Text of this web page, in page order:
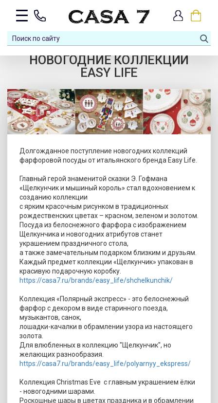
НОВОГОДНИЕ КОЛЛЕКЦИИ
EASY LIFE
Долгожданное поступление новогодних коллекций
фарфоровой посуды от итальянского бренда Easy Life.
Главный герой знаменитой сказки Э. Гофмана
«Щелкунчик и мышиный король» стал вдохновением к
созданию коллекции
с ярким красочным рисунком в традиционных
рождественских цветах – красном, зеленом и золотом.
Посуда из белоснежного фарфора с изображением
Щелкунчика и новогодних атрибутов станет
украшением праздничного стола,
а также замечательным подарком близким и друзьям.
Каждый предмет коллекции «Щелкунчик» упакован в
красивую подарочную коробку.
https://casa7.ru/brands/easy_life/shchelkunchik/
Коллекция «Полярный экспресс» - это белоснежный
фарфор с декором в виде старинного поезда,
музыкантов, санок,
лошадки-качалки в обрамлении узора из настоящего
золота.
Для влюбленных в коллекцию "Щелкунчик", но
желающих разнообразия.
https://casa7.ru/brands/easy_life/polyarnyy_ekspress/
Коллекция Christmas Eve с главным украшением ёлки
- новогодними шарами.
Роскошные шары в цветах праздника и в обрамлении